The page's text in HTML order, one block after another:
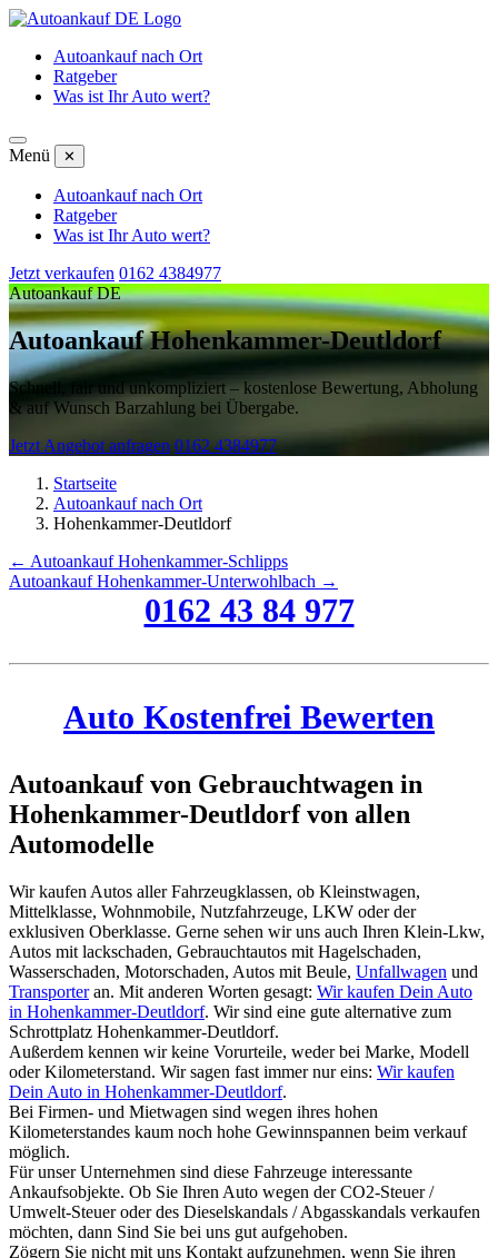
Autoankauf nach Ort
Ratgeber
Was ist Ihr Auto wert?
Menü ✕
Autoankauf nach Ort
Ratgeber
Was ist Ihr Auto wert?
Jetzt verkaufen 0162 4384977
Autoankauf DE
Autoankauf Hohenkammer-Deutldorf
Schnell, fair und unkompliziert – kostenlose Bewertung, Abholung
& auf Wunsch Barzahlung bei Übergabe.
Jetzt Angebot anfragen 0162 4384977
Startseite
Autoankauf nach Ort
Hohenkammer-Deutldorf
← Autoankauf Hohenkammer-Schlipps
Autoankauf Hohenkammer-Unterwohlbach →
0162 43 84 977
Auto Kostenfrei Bewerten
Autoankauf von Gebrauchtwagen in
Hohenkammer-Deutldorf von allen
Automodelle
Wir kaufen Autos aller Fahrzeugklassen, ob Kleinstwagen,
Mittelklasse, Wohnmobile, Nutzfahrzeuge, LKW oder der
exklusiven Oberklasse. Gerne sehen wir uns auch Ihren Klein-Lkw,
Autos mit lackschaden, Gebrauchtautos mit Hagelschaden,
Wasserschaden, Motorschaden, Autos mit Beule, Unfallwagen und
Transporteran. Mit anderen Worten gesagt: Wir kaufen Dein Auto
in Hohenkammer-Deutldorf. Wir sind eine gute alternative zum
Schrottplatz Hohenkammer-Deutldorf.
Außerdem kennen wir keine Vorurteile, weder bei Marke, Modell
oder Kilometerstand. Wir sagen fast immer nur eins: Wir kaufen
Dein Auto in Hohenkammer-Deutldorf.
Bei Firmen- und Mietwagen sind wegen ihres hohen
Kilometerstandes kaum noch hohe Gewinnspannen beim verkauf
möglich.
Für unser Unternehmen sind diese Fahrzeuge interessante
Ankaufsobjekte. Ob Sie Ihren Auto wegen der CO2-Steuer /
Umwelt-Steuer oder des Dieselskandals / Abgasskandals verkaufen
möchten, dann Sind Sie bei uns gut aufgehoben.
Zögern Sie nicht mit uns Kontakt aufzunehmen, wenn Sie ihren